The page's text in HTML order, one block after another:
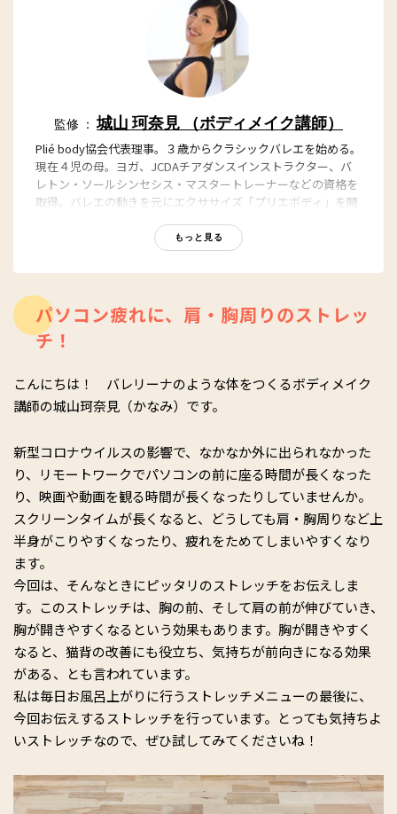
監修 ：城山 珂奈見 （ボディメイク講師）
Plié body協会代表理事。３歳からクラシックバレエを始める。
現在４児の母。ヨガ、JCDAチアダンスインストラクター、バ
レトン・ソールシンセシス・マスタートレーナーなどの資格を
取得。バレエの動きを元にエクササイズ「プリエボディ」を開
受賞。2017年11月に「Plié body fi tness hiroo」を開業する。
著書『姿勢を直すだけで全身が「上がる」プリボディ エクサ
サイズ』（ユサブル出版）。
Instagram
Plié Body FITNESS
もっと見る
パソコン疲れに、肩・胸周りのストレッ
チ！
こんにちは！ バレリーナのような体をつくるボディメイク
講師の城山珂奈見（かなみ）です。
新型コロナウイルスの影響で、なかなか外に出られなかった
り、リモートワークでパソコンの前に座る時間が長くなった
り、映画や動画を観る時間が長くなったりしていませんか。
スクリーンタイムが長くなると、どうしても肩・胸周りなど上
半身がこりやすくなったり、疲れをためてしまいやすくなり
ます。
今回は、そんなときにピッタリのストレッチをお伝えしま
す。このストレッチは、胸の前、そして肩の前が伸びていき、
胸が開きやすくなるという効果もあります。胸が開きやすく
なると、猫背の改善にも役立ち、気持ちが前向きになる効果
がある、とも言われています。
私は毎日お風呂上がりに行うストレッチメニューの最後に、
今回お伝えするストレッチを行っています。とっても気持ちよ
いストレッチなので、ぜひ試してみてくださいね！